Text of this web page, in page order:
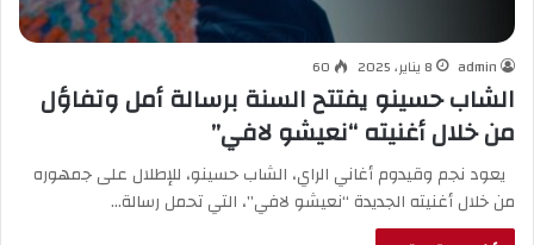
admin 8 يناير، 2025 60
الشاب حسينو يفتتح السنة برسالة أمل وتفاؤل
من خلال أغنيته “نعيشو لافي”
يعود نجم وقيدوم أغاني الراي، الشاب حسينو، للإطلال على جمهوره
من خلال أغنيته الجديدة “نعيشو لافي”، التي تحمل رسالة…